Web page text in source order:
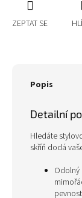
ZEPTAT SE
Popis
Detailní
Hledáte
skříň dodá